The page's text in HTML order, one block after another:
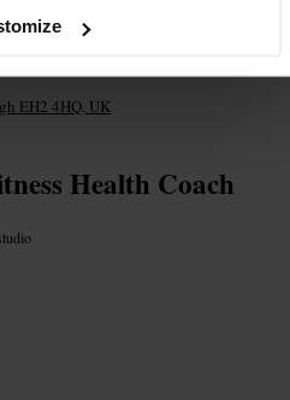
sulle opzioni di coach o
EH2 4HQ, UK
Health Coach